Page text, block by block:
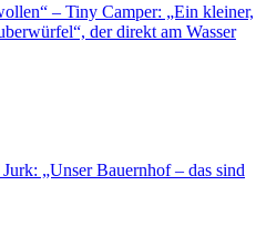
– Tiny Camper: „Ein kleiner,
der direkt am Wasser
„Unser Bauernhof – das sind